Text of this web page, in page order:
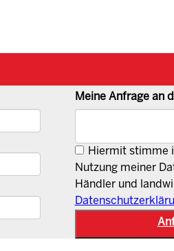
Meine Anfrage an
Hiermit stimme
Nutzung meiner
Händler und